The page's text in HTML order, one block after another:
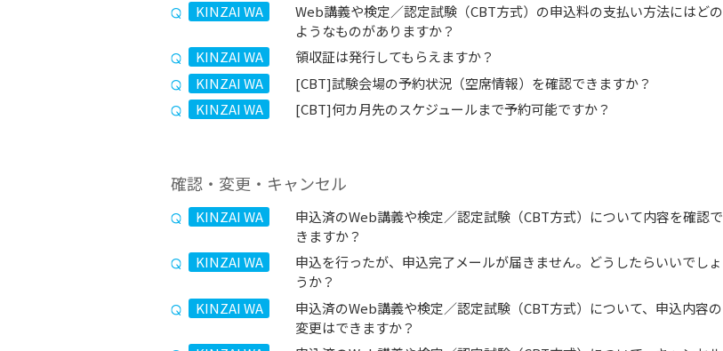
KINZAI WA
Web講義や検定／認定試験（CBT方式）の申込料の支払い方法にはどの
ようなものがありますか？
KINZAI WA
領収証は発行してもらえますか？
KINZAI WA
[CBT]試験会場の予約状況（空席情報）を確認できますか？
KINZAI WA
[CBT]何カ月先のスケジュールまで予約可能ですか？
確認・変更・キャンセル
KINZAI WA
申込済のWeb講義や検定／認定試験（CBT方式）について内容を確認で
きますか？
KINZAI WA
申込を行ったが、申込完了メールが届きません。どうしたらいいでしょ
うか？
KINZAI WA
申込済のWeb講義や検定／認定試験（CBT方式）について、申込内容の
変更はできますか？